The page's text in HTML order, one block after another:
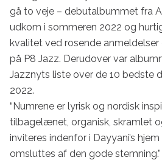
gå to veje – debutalbummet fra
udkom i sommeren 2022 og
kvalitet ved rosende
på P8 Jazz. Derudover var
Jazznyts liste over de 10 bedste
2022.
“Numrene er lyrisk og nordisk
tilbagelænet, organisk, skramlet
inviteres indenfor i Dayyani’s
omsluttes af den gode stemning.”